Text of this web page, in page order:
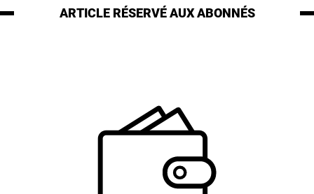
ARTICLE RÉSERVÉAUX ABONNÉS